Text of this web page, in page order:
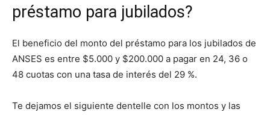
préstamo para jubilados?
El beneficio del monto del préstamo para los jubilados de
ANSES es entre $5.000 y $200.000 a pagar en 24, 36 o
48 cuotas con una tasa de interés del 29 %.
Te dejamos el siguiente dentelle con los montos y las